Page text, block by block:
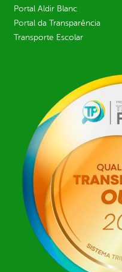
Portal Aldir Blanc
Portal da Transparência
Transporte Escolar